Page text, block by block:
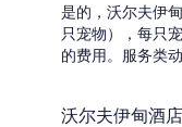
是的，沃尔夫伊
只宠物），每只
的费用。服务类动
沃尔夫伊甸酒